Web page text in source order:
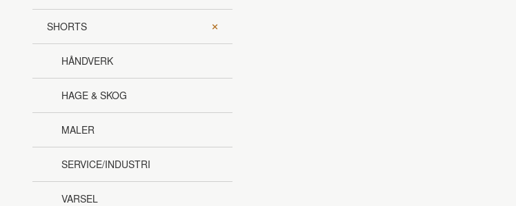
SHORTS
HÅNDVERK
HAGE & SKOG
MALER
SERVICE/INDUSTRI
VARSEL